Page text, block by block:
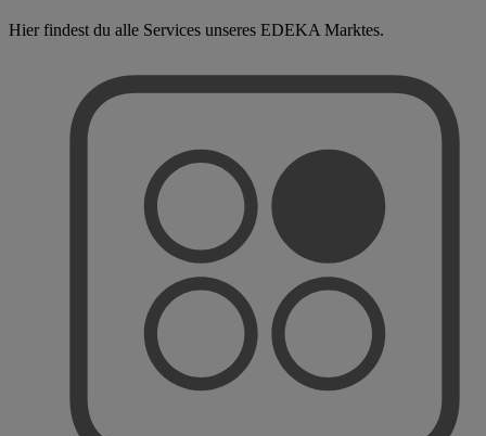
Hier findest du alle Services unseres EDEKA Marktes.